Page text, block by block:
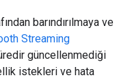
barındırılmaya ve
Streaming
güncellenmediği
istekleri ve hata